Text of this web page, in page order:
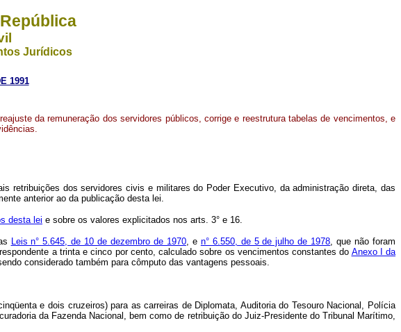
Jurídicos
1991
da remuneração dos servidores públicos, corrige e reestrutura tabelas de vencimentos, e
retribuições dos servidores civis e militares do Poder Executivo, da administração direta, das
anterior ao da publicação desta lei.
desta lei e sobre os valores explicitados nos arts. 3° e 16.
Leis n° 5.645, de 10 de dezembro de 1970, e n° 6.550, de 5 de julho de 1978, que não foram
a trinta e cinco por cento, calculado sobre os vencimentos constantes do Anexo I da
considerado também para cômputo das vantagens pessoais.
e dois cruzeiros) para as carreiras de Diplomata, Auditoria do Tesouro Nacional, Polícia
da Fazenda Nacional, bem como de retribuição do Juiz-Presidente do Tribunal Marítimo,